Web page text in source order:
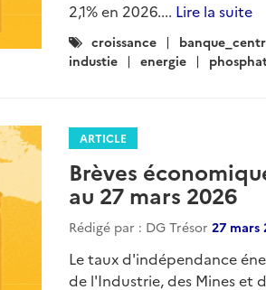
2,1% en 2026.... Lire la suite
Catégories
:
croissance
industie
energie
ARTICLE
Brèves
au 27 mars 2026
Rédigé par : DG Trésor 27 mars
Le taux d'indépendance
de l'Industrie, des Mines et